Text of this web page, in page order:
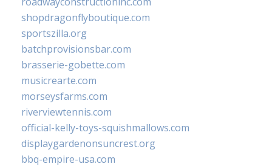
shopdragonflyboutique.com
sportszilla.org
batchprovisionsbar.com
brasserie-gobette.com
musicrearte.com
morseysfarms.com
riverviewtennis.com
official-kelly-toys-squishmallows.com
displaygardenonsuncrest.org
bbq-empire-usa.com